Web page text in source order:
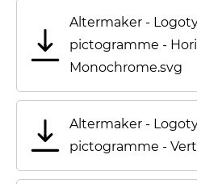
Altermaker -
pictogramme -
Monochrome.svg
Altermaker -
pictogramme -